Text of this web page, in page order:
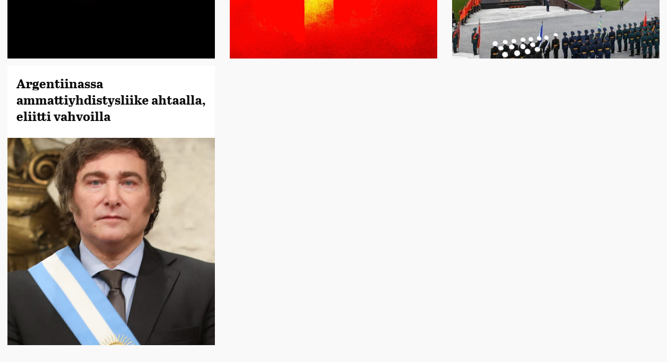
Argentiinassa
ammattiyhdistysliike ahtaalla,
eliitti vahvoilla